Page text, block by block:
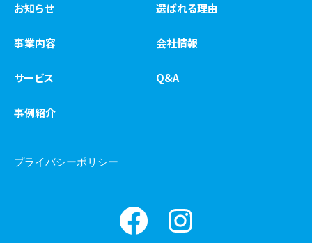
お知らせ
事業内容
サービス
事例紹介
選ばれる理由
会社情報
Q&A
プライバシーポリシー
Facebook